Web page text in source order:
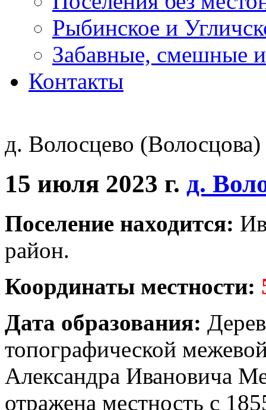
Рыбинское и
Забавные, смешные
Контакты
д. Волосцево (Волосцова)
15 июля 2023 г. д.
Поселение находится:
район.
Координаты местности:
Дата образования:
топографической
Александра Ивановича
отражена местность с